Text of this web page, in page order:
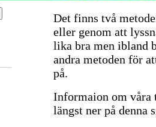
Det finns två
eller genom att
lika bra men ibland
andra metoden för
på.
Informaion om våra
längst ner på denna